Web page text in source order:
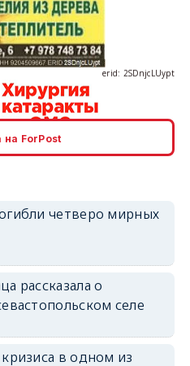
erid: 2SDnjcrDNw6
erid: 2SDnjdPjgYS
на ForPost
четверо мирных
рассказала о
селе
в одном из